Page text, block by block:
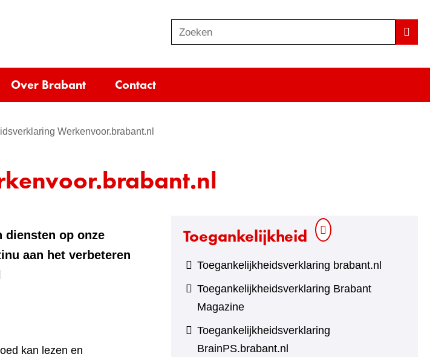
inhoud
o
e
e
Zoeken
Over Brabant Contact
Werkenvoor.brabant.nl
diensten op onze
aan het verbeteren
kan lezen en
Toegankelijkheid
Toegankelijkheidsverklaring brabant.nl
Toegankelijkheidsverklaring Brabant
Magazine
Toegankelijkheidsverklaring
BrainPS.brabant.nl